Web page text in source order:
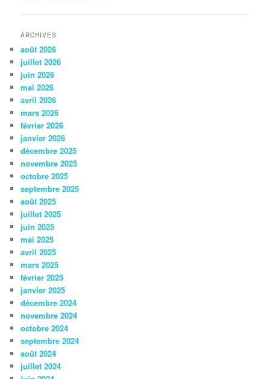
articles
ARCHIVES
août 2026
juillet 2026
juin 2026
mai 2026
avril 2026
mars 2026
février 2026
janvier 2026
décembre 2025
novembre 2025
octobre 2025
septembre 2025
août 2025
juillet 2025
juin 2025
mai 2025
avril 2025
mars 2025
février 2025
janvier 2025
décembre 2024
novembre 2024
octobre 2024
septembre 2024
août 2024
juillet 2024